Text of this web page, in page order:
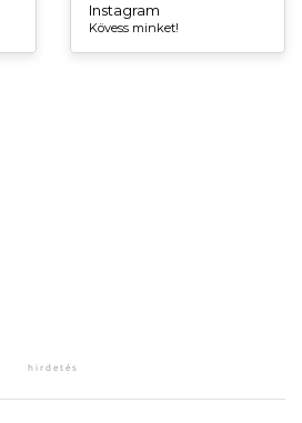
Instagram
Kövess minket!